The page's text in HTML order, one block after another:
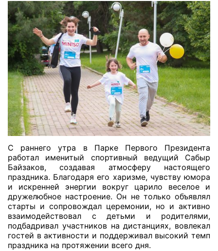
С раннего утра в Парке Первого Президента
работал именитый спортивный ведущий Сабыр
Байзаков, создавая атмосферу настоящего
праздника. Благодаря его харизме, чувству юмора
и искренней энергии вокруг царило веселое и
дружелюбное настроение. Он не только объявлял
старты и сопровождал церемонии, но и активно
взаимодействовал с детьми и родителями,
подбадривал участников на дистанциях, вовлекал
гостей в активности и поддерживал высокий темп
праздника на протяжении всего дня.